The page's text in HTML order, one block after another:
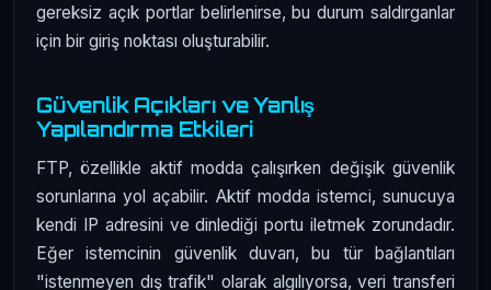
gereksiz açık portlar belirlenirse, bu durum saldırganlar
için bir giriş noktası oluşturabilir.
Güvenlik Açıkları ve Yanlış
Yapılandırma Etkileri
FTP, özellikle aktif modda çalışırken değişik güvenlik
sorunlarına yol açabilir. Aktif modda istemci, sunucuya
kendi IP adresini ve dinlediği portu iletmek zorundadır.
Eğer istemcinin güvenlik duvarı, bu tür bağlantıları
"istenmeyen dış trafik" olarak algılıyorsa, veri transferi